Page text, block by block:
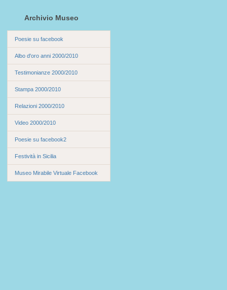
Archivio Museo
Poesie su facebook
Albo d'oro anni 2000/2010
Testimonianze 2000/2010
Stampa 2000/2010
Relazioni 2000/2010
Video 2000/2010
Poesie su facebook2
Festività in Sicilia
Museo Mirabile Virtuale Facebook